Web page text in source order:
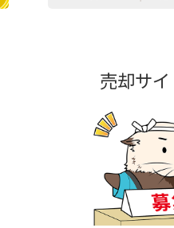
売却サイ